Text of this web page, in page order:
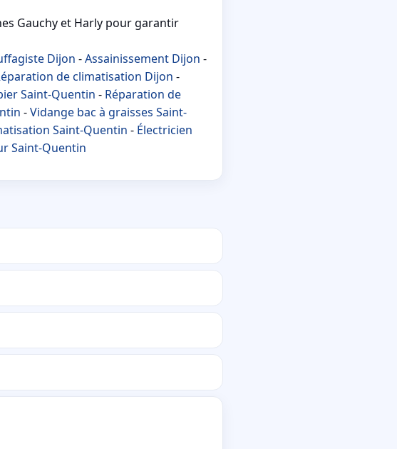
Gauchy et Harly pour garantir
Dijon -Assainissement Dijon -
de climatisation Dijon -
Saint-Quentin - Réparation de
-Vidange bac à graisses Saint-
Saint-Quentin - Électricien
Saint-Quentin